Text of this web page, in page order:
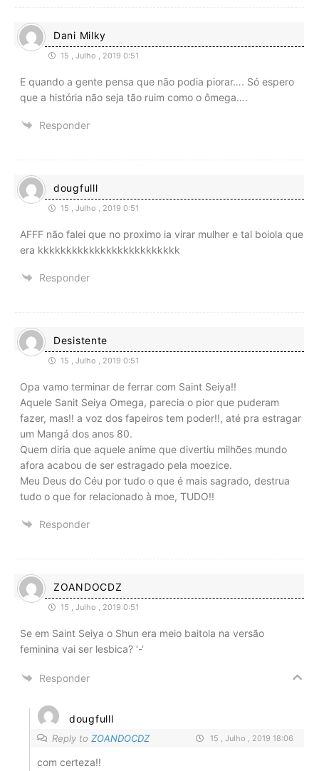
Dani Milky
15 , Julho , 2019 0:51
E quando a gente pensa que não podia piorar…. Só espero
que a história não seja tão ruim como o ômega….
Responder
dougfulll
15 , Julho , 2019 0:51
AFFF não falei que no proximo ia virar mulher e tal boiola que
era kkkkkkkkkkkkkkkkkkkkkkkkk
Responder
Desistente
15 , Julho , 2019 0:51
Opa vamo terminar de ferrar com Saint Seiya!!
Aquele Sanit Seiya Omega, parecia o pior que puderam
fazer, mas!! a voz dos fapeiros tem poder!!, até pra estragar
um Mangá dos anos 80.
Quem diria que aquele anime que divertiu milhões mundo
afora acabou de ser estragado pela moezice.
Meu Deus do Céu por tudo o que é mais sagrado, destrua
tudo o que for relacionado à moe, TUDO!!
Responder
ZOANDOCDZ
15 , Julho , 2019 0:51
Se em Saint Seiya o Shun era meio baitola na versão
feminina vai ser lesbica? ‘-‘
Responder
dougfulll
Reply to ZOANDOCDZ 15 , Julho , 2019 18:06
com certeza!!